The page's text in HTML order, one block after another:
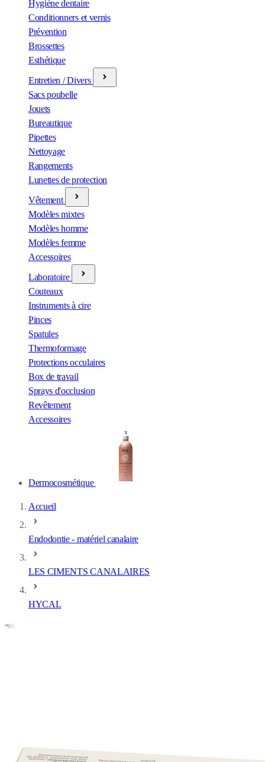
Hygiène dentaire
Conditionners et vernis
Prévention
Brossettes
Esthétique
Entretien / Divers
Sacs poubelle
Jouets
Bureautique
Pipettes
Nettoyage
Rangements
Lunettes de protection
Vêtement
Modèles mixtes
Modèles homme
Modèles femme
Accessoires
Laboratoire
Couteaux
Instruments à cire
Pinces
Spatules
Thermoformage
Protections occulaires
Box de travail
Sprays d'occlusion
Revêtement
Accessoires
Dermocosmétique
Accueil
Endodontie - matériel canalaire
LES CIMENTS CANALAIRES
HYCAL